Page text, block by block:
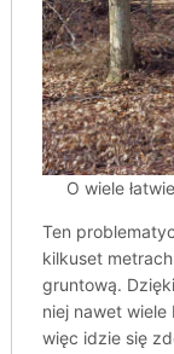
O wiele
Ten
kilkuset
gruntową.
niej nawet wiele
więc idzie się